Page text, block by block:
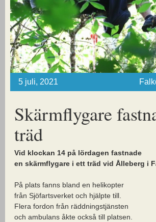
5 juli, 2021
Skärmflygare
träd
Vid klockan 14 på lördagen fastnade
en skärmflygare i ett träd vid Ålleberg i
På plats fanns bland en helikopter
från Sjöfartsverket och hjälpte till.
Flera fordon från räddningstjänsten
och ambulans åkte också till platsen.